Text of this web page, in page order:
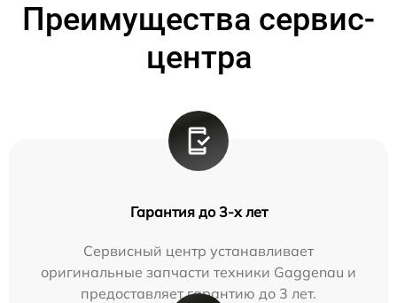
Преимущества сервис-
центра
Гарантия до 3-х лет
Сервисный центр устанавливает
оригинальные запчасти техники Gaggenau и
предоставляет гарантию до 3 лет.